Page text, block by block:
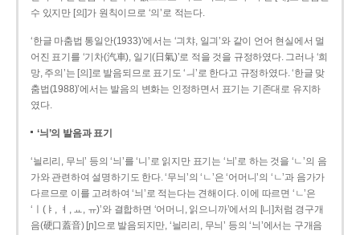
수 있지만 [의]가 원칙이므로 ‘의’로 적는다.
‘한글 마춤법 통일안(1933)’에서는 ‘긔챠, 일긔’와 같이 언어 현실에서 멀
어진 표기를 ‘기차(汽車), 일기(日氣)’로 적을 것을 규정하였다. 그러나 ‘희
망, 주의’는 [의]로 발음되므로 표기도 ‘ㅢ’로 한다고 규정하였다. ‘한글 맞
춤법(1988)’에서는 발음의 변화는 인정하면서 표기는 기존대로 유지하
였다.
‘늬’의 발음과 표기
‘늴리리, 무늬’ 등의 ‘늬’를 ‘니’로 읽지만 표기는 ‘늬’로 하는 것을 ‘ㄴ’의 음
가와 관련하여 설명하기도 한다. ‘무늬’의 ‘ㄴ’은 ‘어머니’의 ‘ㄴ’과 음가가
다르므로 이를 고려하여 ‘늬’로 적는다는 견해이다. 이에 따르면 ‘ㄴ’은
‘ㅣ(ㅑ, ㅕ, ㅛ, ㅠ)’와 결합하면 ‘어머니, 읽으니까’에서의 [니]처럼 경구개
음(硬口蓋音) [ɲ]으로 발음되지만, ‘늴리리, 무늬’ 등의 ‘늬’에서는 구개음